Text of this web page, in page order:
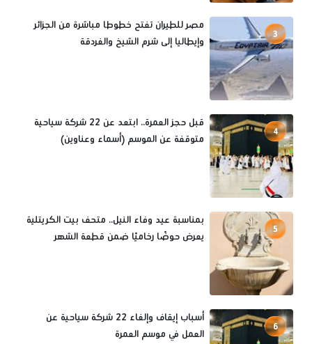
3
مصر للطيران تفتح خطوطا مباشرة من الجزائر
وإيطاليا إلى شرم الشيخ والغردقة
4
قبل حجز العمرة.. ابتعد عن 22 شركة سياحية
متوقفة عن الموسم (أسماء وعناوين)
5
بمناسبة عيد وفاء النيل.. متحف بيت الكريتلية
يعرض حوضًا رخاميًا ضمن قطعة الشهر
6
أسباب إيقاف وإلغاء 22 شركة سياحية عن
العمل في موسم العمرة